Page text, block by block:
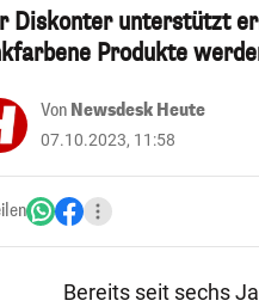
Diskonter unterstützt
Produkte
Von Newsdesk Heute
07.10.2023, 11:58
Bereits seit sechs